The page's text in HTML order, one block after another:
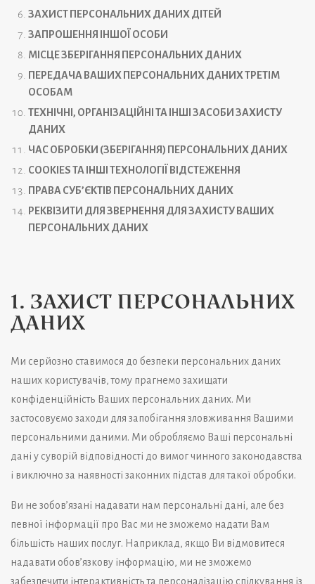
ЗАХИСТ ПЕРСОНАЛЬНИХ ДАНИХ ДІТЕЙ
ЗАПРОШЕННЯ ІНШОЇ ОСОБИ
МІСЦЕ ЗБЕРІГАННЯ ПЕРСОНАЛЬНИХ ДАНИХ
ПЕРЕДАЧА ВАШИХ ПЕРСОНАЛЬНИХ ДАНИХ ТРЕТІМ
ОСОБАМ
ТЕХНІЧНІ, ОРГАНІЗАЦІЙНІ ТА ІНШІ ЗАСОБИ ЗАХИСТУ
ДАНИХ
ЧАС ОБРОБКИ (ЗБЕРІГАННЯ) ПЕРСОНАЛЬНИХ ДАНИХ
COOKIES ТА ІНШІ ТЕХНОЛОГІЇ ВІДСТЕЖЕННЯ
ПРАВА СУБ’ЄКТІВ ПЕРСОНАЛЬНИХ ДАНИХ
РЕКВІЗИТИ ДЛЯ ЗВЕРНЕННЯ ДЛЯ ЗАХИСТУ ВАШИХ
ПЕРСОНАЛЬНИХ ДАНИХ
1. ЗАХИСТ ПЕРСОНАЛЬНИХ
ДАНИХ
Ми серйозно ставимося до безпеки персональних даних
наших користувачів, тому прагнемо захищати
конфіденційність Ваших персональних даних. Ми
застосовуємо заходи для запобігання зловживання Вашими
персональними даними. Ми обробляємо Ваші персональні
дані у суворій відповідності до вимог чинного законодавства
і виключно за наявності законних підстав для такої обробки.
Ви не зобов’язані надавати нам персональні дані, але без
певної інформації про Вас ми не зможемо надати Вам
більшість наших послуг. Наприклад, якщо Ви відмовитеся
надавати обов’язкову інформацію, ми не зможемо
забезпечити інтерактивність та персоналізацію спілкування із